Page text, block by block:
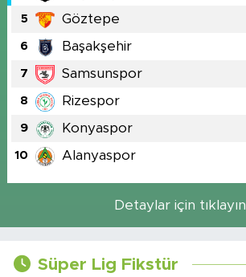
5 Göztepe
6 Başakşehir
7 Samsunspor
8 Rizespor
9 Konyaspor
10 Alanyaspor
Detaylar için tıklayın
Süper Lig Fikstür